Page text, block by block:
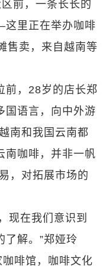
前，一条长长的
里正在举办咖啡
售卖，来自越南等
前，28岁的店长郑
国语言，向中外游
南和我国云南都
南咖啡，并非一帆
，对拓展市场的
现在我们意识到
了解。”郑娅玲
啡馆，咖啡文化